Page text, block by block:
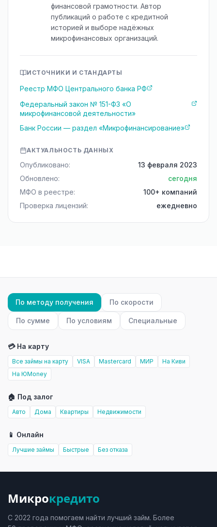
финансовой грамотности. Автор
публикаций о работе с кредитной
историей и выборе надёжных
микрофинансовых организаций.
ИСТОЧНИКИ И СТАНДАРТЫ
Реестр МФО Центрального банка РФ
Федеральный закон № 151-ФЗ «О
микрофинансовой деятельности»
Банк России — раздел «Микрофинансирование»
АКТУАЛЬНОСТЬ ДАННЫХ
Опубликовано:
13 февраля 2023
Обновлено:
сегодня
МФО в реестре:
100+ компаний
Проверка лицензий:
ежедневно
По методу получения По скорости
По сумме По условиям Специальные
💳 На карту
Все займы на карту VISA Mastercard МИР
На Киви
На ЮMoney
🏠 Под залог
Авто Дома Квартиры Недвижимости
📱 Онлайн
Лучшие займы Быстрые Без отказа
Микрокредито
С 2022 года помогаем найти лучший займ. Более